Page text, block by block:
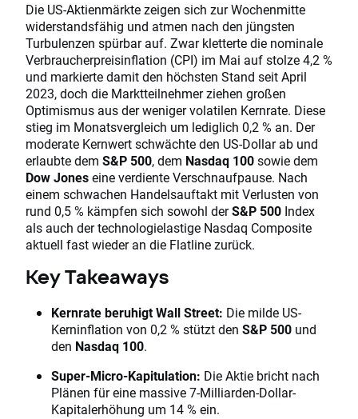
Die US-Aktienmärkte zeigen sich zur Wochenmitte
widerstandsfähig und atmen nach den jüngsten
Turbulenzen spürbar auf. Zwar kletterte die nominale
Verbraucherpreisinflation (CPI) im Mai auf stolze 4,2 %
und markierte damit den höchsten Stand seit April
2023, doch die Marktteilnehmer ziehen großen
Optimismus aus der weniger volatilen Kernrate. Diese
stieg im Monatsvergleich um lediglich 0,2 % an. Der
moderate Kernwert schwächte den US-Dollar ab und
erlaubte dem S&P 500, dem Nasdaq 100sowie dem
Dow Joneseine verdiente Verschnaufpause. Nach
einem schwachen Handelsauftakt mit Verlusten von
rund 0,5 % kämpfen sich sowohl derS&P 500 Index
als auch der technologielastige Nasdaq Composite
aktuell fast wieder an die Flatline zurück.
Key Takeaways
Kernrate beruhigt Wall Street: Die milde US-
Kerninflation von 0,2 % stützt den S&P 500 und
den Nasdaq 100.
Super-Micro-Kapitulation: Die Aktie bricht nach
Plänen für eine massive 7-Milliarden-Dollar-
Kapitalerhöhung um 14 % ein.